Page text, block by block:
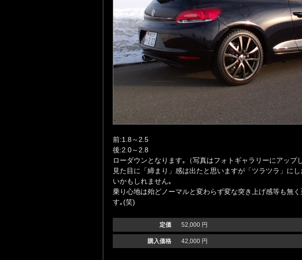
前:1.8～2.5
後:2.0～2.8
ローダウンとなります｡（写真はフォトギャラリーにアップ
見た目に「締まり」感は出たと思いますが「ツラツラ」に
いかもしれません｡
乗り心地は殆どノーマルと変わらず変な突き上げ感等も無
す｡(笑)
定価 52,000 円
購入価格 42,000 円